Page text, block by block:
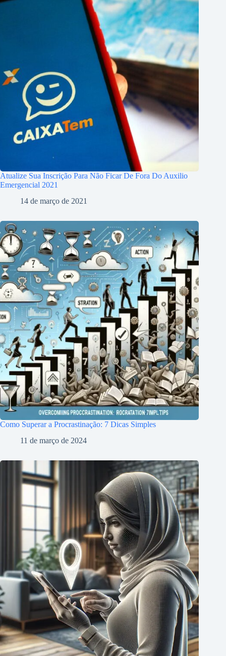
Atualize Sua Inscrição Para Não Ficar De Fora Do Auxilio
Emergencial 2021
14 de março de 2021
Como Superar a Procrastinação: 7 Dicas Simples
11 de março de 2024